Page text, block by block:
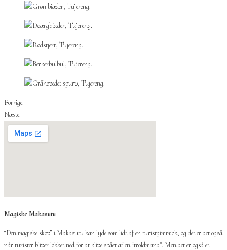
Forrige
Næste
Magiske Makasutu
“Den magiske skov” i Makasutu kan lyde som lidt af en turistgimmick, og det er det også
når turister bliver lokket ned for at blive spået af en “troldmand”. Men det er også et